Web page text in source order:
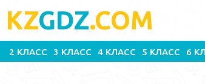
KZGDZ.COM
2 КЛАСС 3 КЛАСС 4 КЛАСС 5 КЛАСС 6